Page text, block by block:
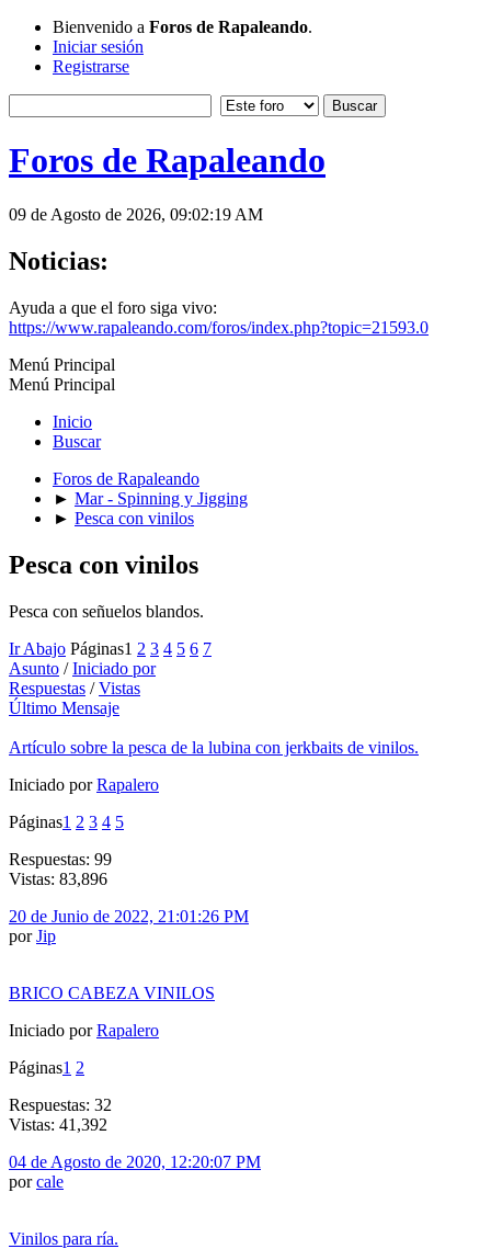
Bienvenido a Foros de Rapaleando.
Iniciar sesión
Registrarse
Foros de Rapaleando
09 de Agosto de 2026, 09:02:19 AM
Noticias:
Ayuda a que el foro siga vivo:
https://www.rapaleando.com/foros/index.php?topic=21593.0
Menú Principal
Menú Principal
Inicio
Buscar
Foros de Rapaleando
► Mar - Spinning y Jigging
► Pesca con vinilos
Pesca con vinilos
Pesca con señuelos blandos.
Ir Abajo Páginas1 2 3 4 5 6 7
Asunto /Iniciado por
Respuestas /Vistas
Último Mensaje
Artículo sobre la pesca de la lubina con jerkbaits de vinilos.
Iniciado porRapalero
Páginas1 2 3 4 5
Respuestas: 99
Vistas: 83,896
20 de Junio de 2022, 21:01:26 PM
porJip
BRICO CABEZA VINILOS
Iniciado porRapalero
Páginas1 2
Respuestas: 32
Vistas: 41,392
04 de Agosto de 2020, 12:20:07 PM
porcale
Vinilos para ría.